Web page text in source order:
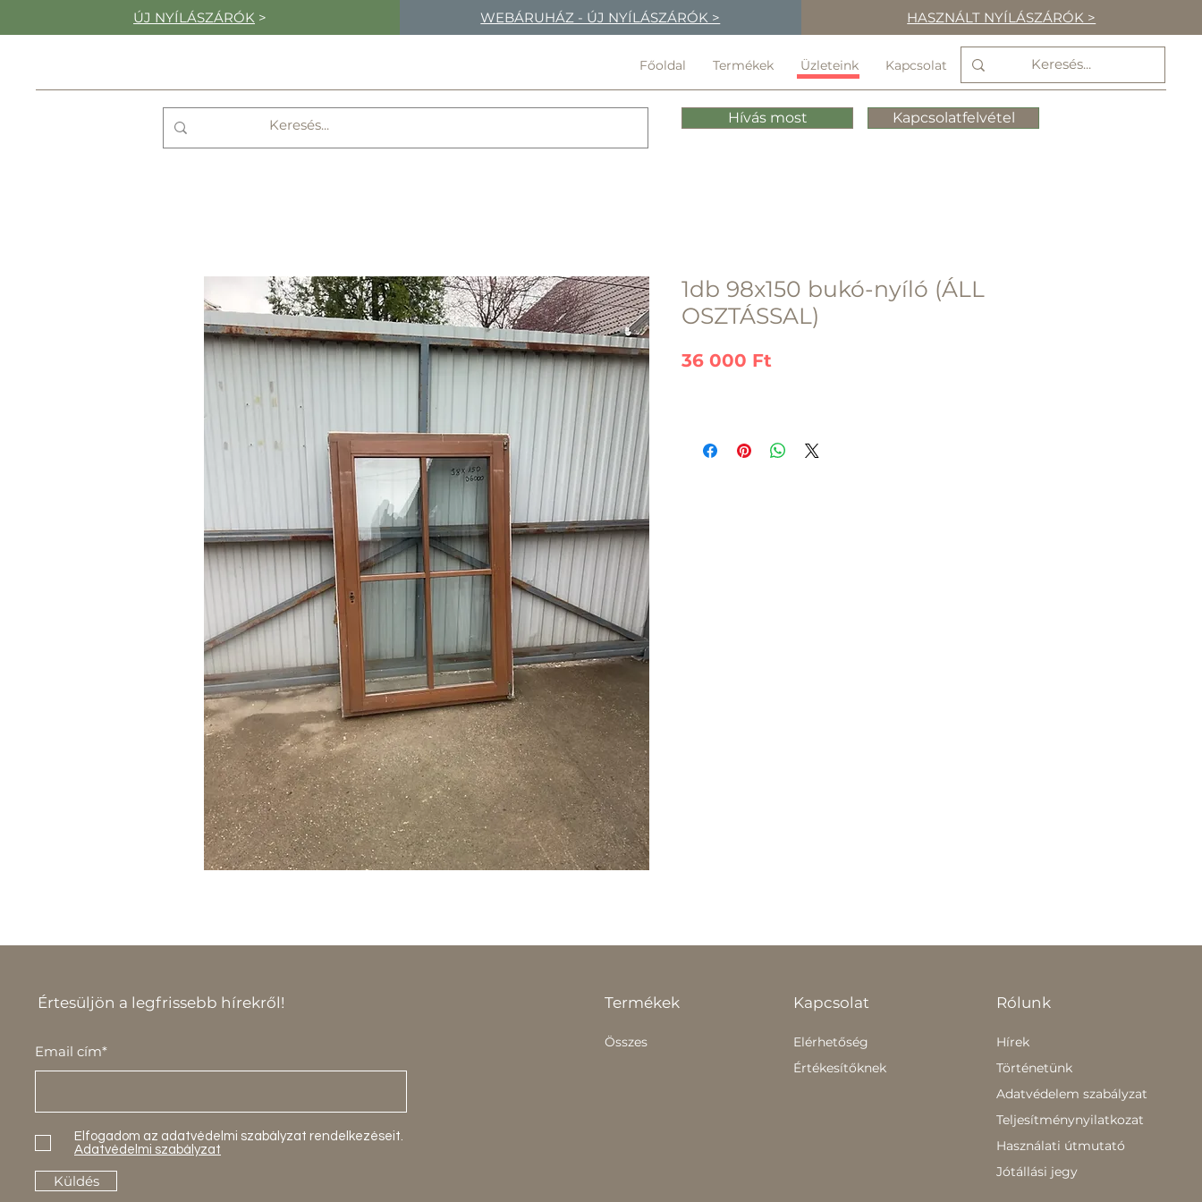
ÚJ NYÍLÁSZÁRÓK > WEBÁRUHÁZ - ÚJ NYÍLÁSZÁRÓK > HASZNÁLT NYÍLÁSZÁRÓK >
Főoldal Termékek Üzleteink Kapcsolat
Hívás most Kapcsolatfelvétel
1db 98x150 bukó-nyíló (ÁLL
OSZTÁSSAL)
36 000 Ft
Értesüljön a legfrissebb hírekről!
Email cím*
Elfogadom az adatvédelmi szabályzat rendelkezéseit.
Adatvédelmi szabályzat
Küldés
Termékek
Összes
Kapcsolat
Elérhetőség
Értékesítőknek
Rólunk
Hírek
Történetünk
Adatvédelem szabályzat
Teljesítménynyilatkozat
Használati útmutató
Jótállási jegy